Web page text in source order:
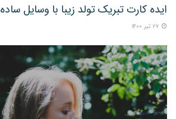
ایده کارت تبریک تولد زیبا با وسایل ساده